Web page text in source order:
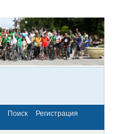
Поиск
Регистрация